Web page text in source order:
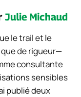
Julie Michaud
le trail et le
de rigueur—
consultante
sensibles
publié deux